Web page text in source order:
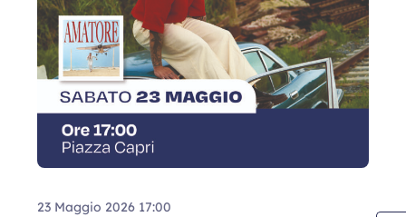
23 Maggio 2026 17:00